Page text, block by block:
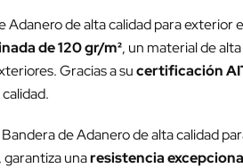
Adanero de alta calidad para exterior
de 120 gr/m², un material de
Gracias a sucertificación
de Adanero de alta calidad
unaresistencia